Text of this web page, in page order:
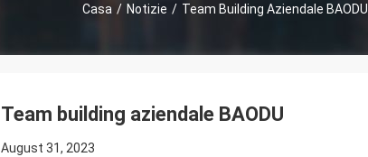
Casa / Notizie / Team Building Aziendale BAODU
Team building aziendale BAODU
August 31, 2023